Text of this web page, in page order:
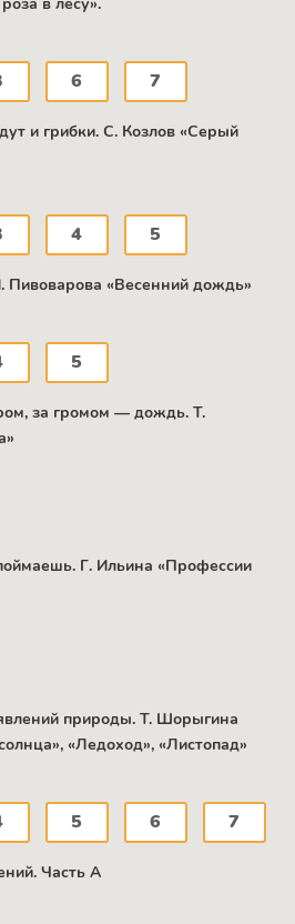
в лесу».
6 7
и грибки. С. Козлов «Серый
4 5
Пивоварова «Весенний дождь»
5
за громом — дождь. Т.
Г. Ильина «Профессии
природы. Т. Шорыгина
«Ледоход», «Листопад»
5 6 7
Часть А